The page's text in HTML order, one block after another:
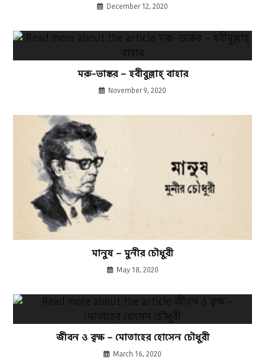
December 12, 2020
মরু-ভাস্কর – হবীবুল্লাহ্ বাহার
November 9, 2020
মানুষ – মুনীর চৌধুরী
May 18, 2020
জীবন ও বৃক্ষ – মোতাহের হোসেন চৌধুরী
March 16, 2020